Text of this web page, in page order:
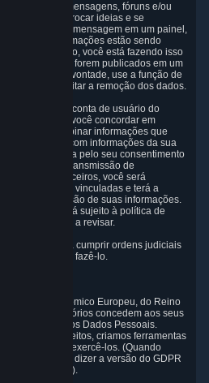
painéis de mensagens, fóruns e/ou
podem trocar ideias e se
publicar uma mensagem em um painel,
de que as informações estão sendo
Portanto, você está fazendo isso
Pessoais forem publicados em um
contra a sua vontade, use a função de
para solicitar a remoção dos dados.
vincule sua conta de usuário do
terceiros. Se você concordar em
coletar e combinar informações que
de terceiros com informações da sua
permitida pelo seu consentimento
exigir a transmissão de
da Valve a terceiros, você será
contas serem vinculadas e terá a
e a transmissão de suas informações.
terceiros estará sujeito à política de
você a revisar.
Pessoais para cumprir ordens judiciais
nos obriguem a fazê-lo.
Espaço Econômico Europeu, do Reino
de outros territórios concedem aos seus
em relação aos Dados Pessoais.
menos direitos, criamos ferramentas
possam exercê-los. (Quando
queremos dizer a versão do GDPR
no Reino Unido).